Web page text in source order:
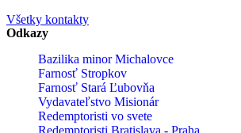
Všetky kontakty
Odkazy
Bazilika minor Michalovce
Farnosť Stropkov
Farnosť Stará Ľubovňa
Vydavateľstvo Misionár
Redemptoristi vo svete
Redemptoristi Bratislava - Praha